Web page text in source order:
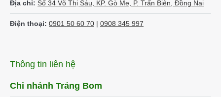
Địa chỉ: Số 34 Võ Thị Sáu, KP. Gò Me, P. Trấn Biên, Đồng Nai
Điện thoại: 0901 50 60 70 | 0908 345 997
Thông tin liên hệ
Chi nhánh Trảng Bom